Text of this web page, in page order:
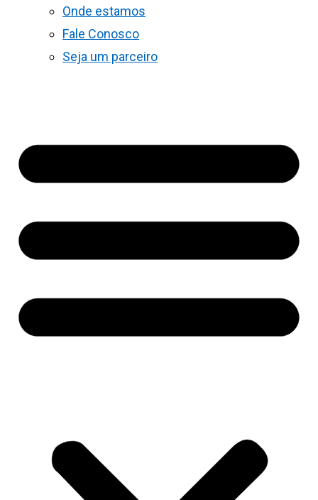
Onde estamos
Fale Conosco
Seja um parceiro